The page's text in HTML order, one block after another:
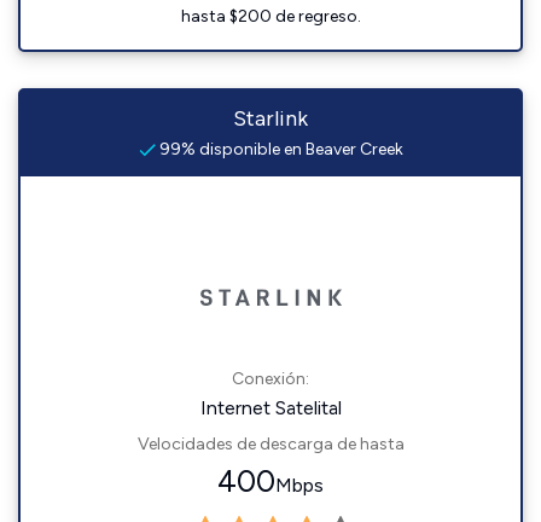
hasta $200 de regreso.
Starlink
99% disponible en Beaver Creek
Conexión:
Internet Satelital
Velocidades de descarga de hasta
400Mbps